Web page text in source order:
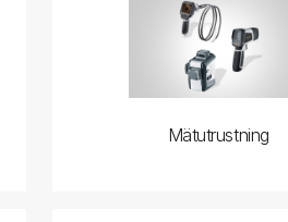
Mätutrustning